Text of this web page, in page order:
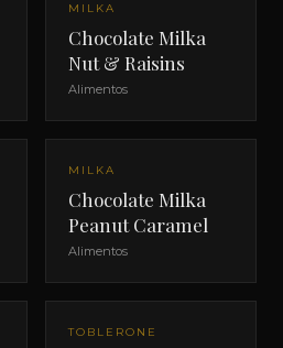
MILKA
Chocolate Milka
Nut & Raisins
Alimentos
MILKA
Chocolate Milka
Peanut Caramel
Alimentos
TOBLERONE